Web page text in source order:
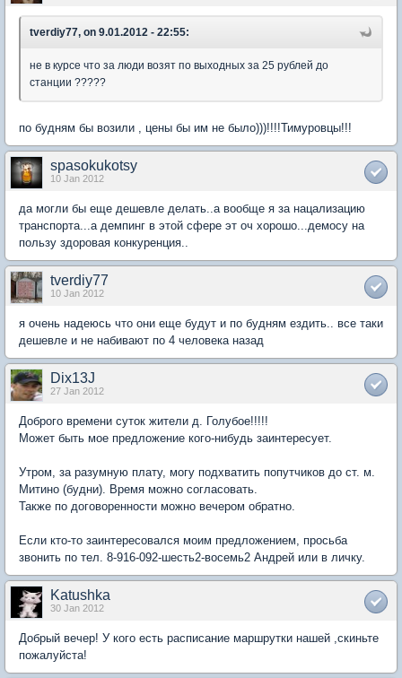
tverdiy77, on 9.01.2012 - 22:55:
не в курсе что за люди возят по выходных за 25 рублей до
станции ?????
по будням бы возили , цены бы им не было)))!!!!Тимуровцы!!!
spasokukotsy
10 Jan 2012
да могли бы еще дешевле делать..а вообще я за нацализацию
транспорта...а демпинг в этой сфере эт оч хорошо...демосу на
пользу здоровая конкуренция..
tverdiy77
10 Jan 2012
я очень надеюсь что они еще будут и по будням ездить.. все таки
дешевле и не набивают по 4 человека назад
Dix13J
27 Jan 2012
Доброго времени суток жители д. Голубое!!!!!
Может быть мое предложение кого-нибудь заинтересует.
Утром, за разумную плату, могу подхватить попутчиков до ст. м.
Митино (будни). Время можно согласовать.
Также по договоренности можно вечером обратно.
Если кто-то заинтересовался моим предложением, просьба
звонить по тел. 8-916-092-шесть2-восемь2 Андрей или в личку.
Katushka
30 Jan 2012
Добрый вечер! У кого есть расписание маршрутки нашей ,скиньте
пожалуйста!